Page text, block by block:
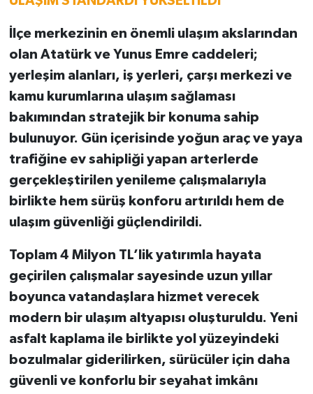
İlçe merkezinin en önemli ulaşım akslarından
olan Atatürk ve Yunus Emre caddeleri;
yerleşim alanları, iş yerleri, çarşı merkezi ve
kamu kurumlarına ulaşım sağlaması
bakımından stratejik bir konuma sahip
bulunuyor. Gün içerisinde yoğun araç ve yaya
trafiğine ev sahipliği yapan arterlerde
gerçekleştirilen yenileme çalışmalarıyla
birlikte hem sürüş konforu artırıldı hem de
ulaşım güvenliği güçlendirildi.
Toplam 4 Milyon TL’lik yatırımla hayata
geçirilen çalışmalar sayesinde uzun yıllar
boyunca vatandaşlara hizmet verecek
modern bir ulaşım altyapısı oluşturuldu. Yeni
asfalt kaplama ile birlikte yol yüzeyindeki
bozulmalar giderilirken, sürücüler için daha
güvenli ve konforlu bir seyahat imkânı